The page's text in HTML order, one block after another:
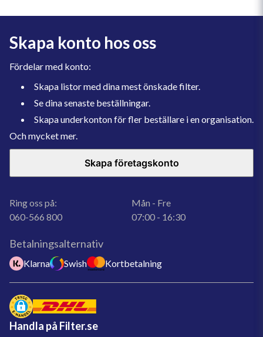
Skapa konto hos oss
Fördelar med konto:
Skapa listor med dina mest önskade filter.
Se dina senaste beställningar.
Skapa underkonton för fler beställare i en organisation.
Och mycket mer.
Skapa företagskonto
Ring oss på:
060-566 800
Mån - Fre
07:00 - 16:30
Betalningsalternativ
Klarna Swish Kortbetalning
Handla på Filter.se